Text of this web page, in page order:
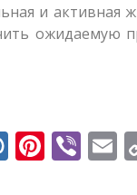
и активная
ожидаемую
M
ai
Pi
nt
Vi
b
E